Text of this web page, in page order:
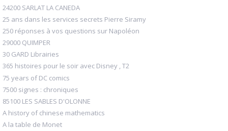
24200 SARLAT LA CANEDA
25 ans dans les services secrets Pierre Siramy
250 réponses à vos questions sur Napoléon
29000 QUIMPER
30 GARD Librairies
365 histoires pour le soir avec Disney , T2
75 years of DC comics
7500 signes : chroniques
85100 LES SABLES D'OLONNE
A history of chinese mathematics
A la table de Monet